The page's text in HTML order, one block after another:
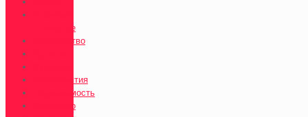
сочинское
Государство
Мероприятия
Недвижимость
Общество